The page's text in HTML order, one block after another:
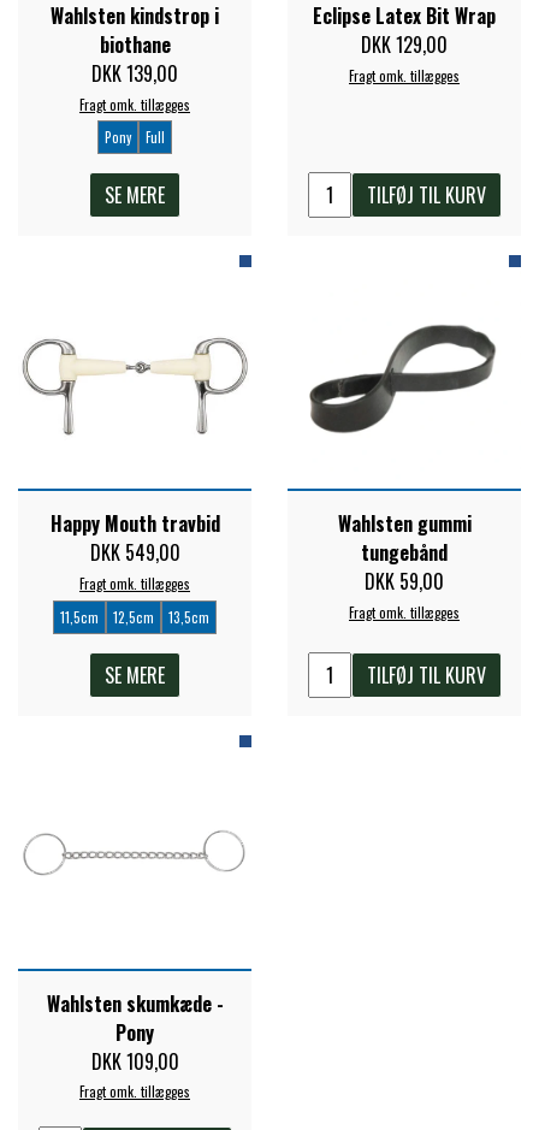
Wahlsten kindstrop i
biothane
DKK 139,00
Fragt omk. tillægges
Pony
Full
SE MERE
Eclipse Latex Bit Wrap
DKK 129,00
Fragt omk. tillægges
TILFØJ TIL KURV
Happy Mouth travbid
DKK 549,00
Fragt omk. tillægges
11,5cm
12,5cm 13,5cm
SE MERE
Wahlsten gummi
tungebånd
DKK 59,00
Fragt omk. tillægges
TILFØJ TIL KURV
Wahlsten skumkæde -
Pony
DKK 109,00
Fragt omk. tillægges